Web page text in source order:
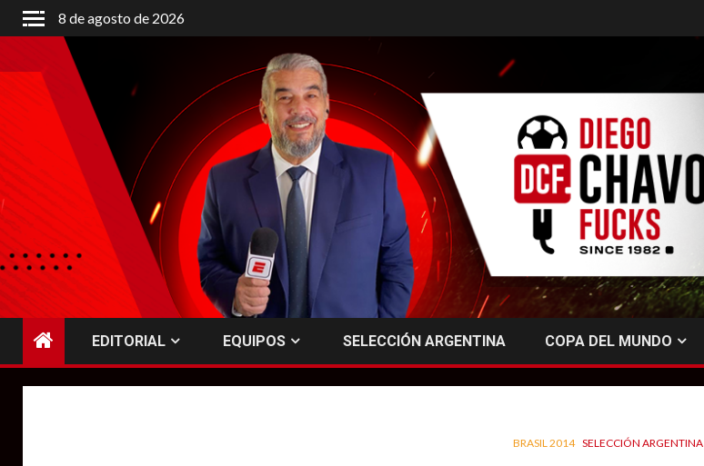
Saltar
al
8 de agosto de 2026
EDITORIAL EQUIPOS SELECCIÓN ARGENTINA COPA DEL MUNDO
BRASIL 2014 SELECCIÓN ARGENTINA